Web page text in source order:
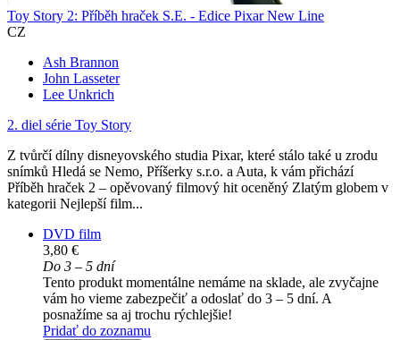
Toy Story 2: Příběh hraček S.E. - Edice Pixar New Line
CZ
Ash Brannon
John Lasseter
Lee Unkrich
2. diel série Toy Story
Z tvůrčí dílny disneyovského studia Pixar, které stálo také u zrodu
snímků Hledá se Nemo, Příšerky s.r.o. a Auta, k vám přichází
Příběh hraček 2 – opěvovaný filmový hit oceněný Zlatým globem v
kategorii Nejlepší film...
DVD film
3,80 €
Do 3 – 5 dní
Tento produkt momentálne nemáme na sklade, ale zvyčajne
vám ho vieme zabezpečiť a odoslať do 3 – 5 dní. A
posnažíme sa aj trochu rýchlejšie!
Pridať do zoznamu